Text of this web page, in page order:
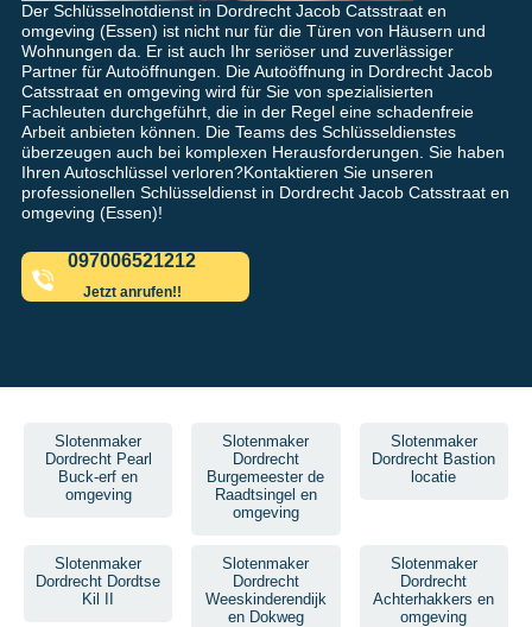
Der Schlüsselnotdienst in Dordrecht Jacob Catsstraat en
omgeving (Essen) ist nicht nur für die Türen von Häusern und
Wohnungen da. Er ist auch Ihr seriöser und zuverlässiger
Partner für Autoöffnungen. Die Autoöffnung in Dordrecht Jacob
Catsstraat en omgeving wird für Sie von spezialisierten
Fachleuten durchgeführt, die in der Regel eine schadenfreie
Arbeit anbieten können. Die Teams des Schlüsseldienstes
überzeugen auch bei komplexen Herausforderungen. Sie haben
Ihren Autoschlüssel verloren?Kontaktieren Sie unseren
professionellen Schlüsseldienst in Dordrecht Jacob Catsstraat en
omgeving (Essen)!
097006521212
Jetzt anrufen!!
Slotenmaker
Dordrecht Pearl
Buck-erf en
omgeving
Slotenmaker
Dordrecht
Burgemeester de
Raadtsingel en
omgeving
Slotenmaker
Dordrecht Bastion
locatie
Slotenmaker
Dordrecht Dordtse
Kil II
Slotenmaker
Dordrecht
Weeskinderendijk
en Dokweg
Slotenmaker
Dordrecht
Achterhakkers en
omgeving